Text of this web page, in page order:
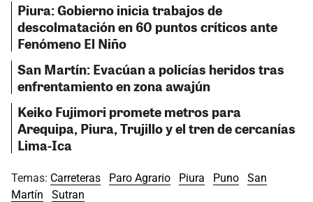
Piura: Gobierno inicia trabajos de
descolmatación en 60 puntos críticos ante
Fenómeno El Niño
San Martín: Evacúan a policías heridos tras
enfrentamiento en zona awajún
Keiko Fujimori promete metros para
Arequipa, Piura, Trujillo y el tren de cercanías
Lima-Ica
Temas: Carreteras Paro Agrario Piura Puno
San
Martín
Sutran